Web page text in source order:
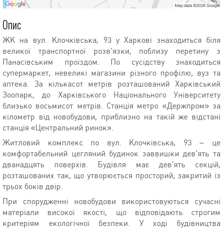
Опис
ЖК на вул. Клочківська, 93 у Харкові знаходиться біля
великої транспортної розв'язки, поблизу перетину з
Панасівським проїздом. По сусідству знаходиться
супермаркет, невеликі магазини різного профілю, вуз та
аптека. За кількасот метрів розташований Харківський
Зоопарк, до Харківського Національного Університету
близько восьмисот метрів. Станція метро «Держпром» за
кілометр від новобудови, приблизно на такій же відстані
станція «Центральний ринок».
Житловий комплекс по вул. Клочківська, 93 – це
комфортабельний цегляний будинок заввишки дев'ять та
дванадцять поверхів. Будівля має дев'ять секцій,
розташованих так, що утворюється просторий, закритий із
трьох боків двір.
При спорудженні новобудови використовуються сучасні
матеріали високої якості, що відповідають строгим
критеріям екологічної безпеки. У ході будівництва